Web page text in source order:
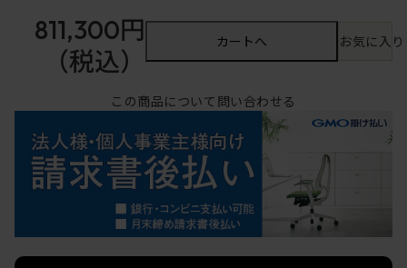
811,300円
（税込）
カートへ お気に入
この商品について問い合わせる